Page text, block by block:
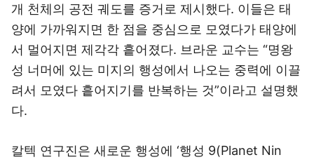
개 천체의 공전 궤도를 증거로 제시했다. 이들은 태
양에 가까워지면 한 점을 중심으로 모였다가 태양에
서 멀어지면 제각각 흩어졌다. 브라운 교수는 “명왕
성 너머에 있는 미지의 행성에서 나오는 중력에 이끌
려서 모였다 흩어지기를 반복하는 것”이라고 설명했
다.
칼텍 연구진은 새로운 행성에 ‘행성 9(Planet Nin